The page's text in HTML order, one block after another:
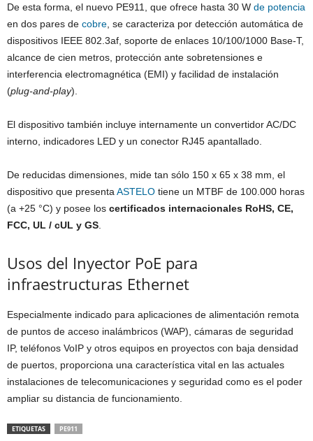
De esta forma, el nuevo PE911, que ofrece hasta 30 W de potencia
en dos pares de cobre , se caracteriza por detección automática de
dispositivos IEEE 802.3af, soporte de enlaces 10/100/1000 Base-T,
alcance de cien metros, protección ante sobretensiones e
interferencia electromagnética (EMI) y facilidad de instalación
(plug-and-play).
El dispositivo también incluye internamente un convertidor AC/DC
interno, indicadores LED y un conector RJ45 apantallado.
De reducidas dimensiones, mide tan sólo 150 x 65 x 38 mm, el
dispositivo que presenta ASTELO tiene un MTBF de 100.000 horas
(a +25 °C) y posee los certificados internacionales RoHS, CE,
FCC, UL / cUL y GS
Usos del Inyector PoE para
infraestructuras Ethernet
Especialmente indicado para aplicaciones de alimentación remota
de puntos de acceso inalámbricos (WAP), cámaras de seguridad
IP, teléfonos VoIP y otros equipos en proyectos con baja densidad
de puertos, proporciona una característica vital en las actuales
instalaciones de telecomunicaciones y seguridad como es el poder
ampliar su distancia de funcionamiento.
ETIQUETAS PE911